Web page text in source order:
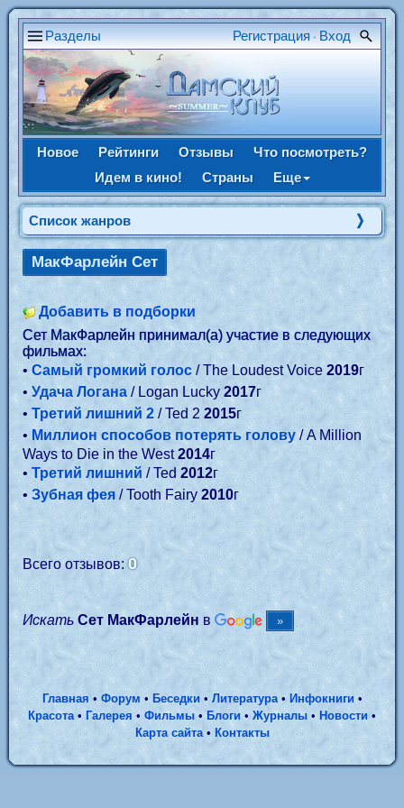
Разделы Регистрация • Вход
Новое Рейтинги Отзывы
Что посмотреть?
Идем в кино!
Страны Еще
Список жанров
МакФарлейн Сет
Добавить в подборки
Сет МакФарлейн принимал(а) участие в следующих
фильмах:
•Самый громкий голос/ The Loudest Voice 2019г
• Удача Логана / Logan Lucky 2017г
• Третий лишний 2/ Ted 2 2015г
• Миллион способов потерять голову/ A Million
Ways to Die in the West2014г
• Третий лишний / Ted 2012г
• Зубная фея / Tooth Fairy 2010г
Всего отзывов:0
Искать Сет МакФарлейн в
Главная • Форум• Беседки • Литература• Инфокниги•
Красота•Галерея • Фильмы•Блоги • Журналы • Новости •
Карта сайта•Контакты